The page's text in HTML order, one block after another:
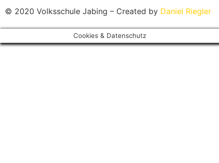
© 2020 Volksschule Jabing – Created by Daniel Riegler
Cookies & Datenschutz